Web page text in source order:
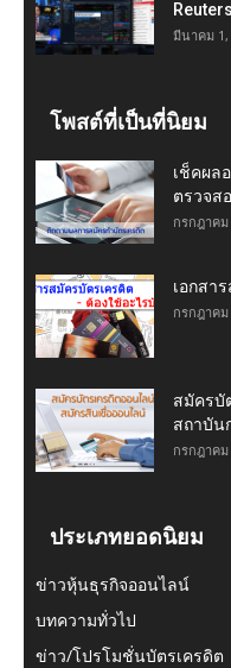
Reuters
มีนาคม 1,
โพสต์ที่เป็นที่นิยม
เช็คผล
ตรวจส
กรกฎาคม
เอกสา
กรกฎาคม
สมัครบั
สถาบัน
กรกฎาคม
ประเภทยอดนิยม
ข่าวหุ้นธุรกิจออนไลน์
บทความทั่วไป
ข่าว/โปรโมชั่นบัตรเครดิต